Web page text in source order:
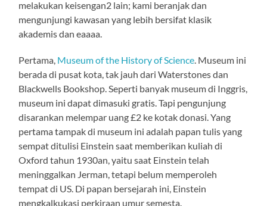
melakukan keisengan2 lain; kami beranjak dan
mengunjungi kawasan yang lebih bersifat klasik
akademis dan eaaaa.
Pertama, Museum of the History of Science. Museum ini
berada di pusat kota, tak jauh dari Waterstones dan
Blackwells Bookshop. Seperti banyak museum di Inggris,
museum ini dapat dimasuki gratis. Tapi pengunjung
disarankan melempar uang £2 ke kotak donasi. Yang
pertama tampak di museum ini adalah papan tulis yang
sempat ditulisi Einstein saat memberikan kuliah di
Oxford tahun 1930an, yaitu saat Einstein telah
meninggalkan Jerman, tetapi belum memperoleh
tempat di US. Di papan bersejarah ini, Einstein
mengkalkukasi perkiraan umur semesta.